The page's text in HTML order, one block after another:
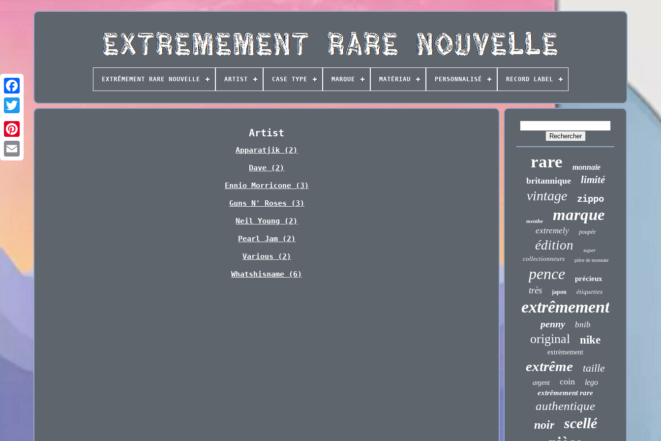
EXTRÊMEMENT RARE NOUVELLE ARTIST CASE TYPE MARQUE MATÉRIAU PERSONNALISÉ RECORD LABEL
Artist
Apparatjik (2)
Dave (2)
Ennio Morricone (3)
Guns N' Roses (3)
Neil Young (2)
Pearl Jam (2)
Various (2)
Whatshisname (6)
rare monnaie
britannique limité
vintage zippo
menthe marque
extremely poupée
édition super
collectionneurs pièce de monnaie
pence précieux
très japon étiquettes
extrêmement
penny bnib
original nike
extrèmement
extrême taille
argent coin lego
extrêmement rare
authentique
noir scellé